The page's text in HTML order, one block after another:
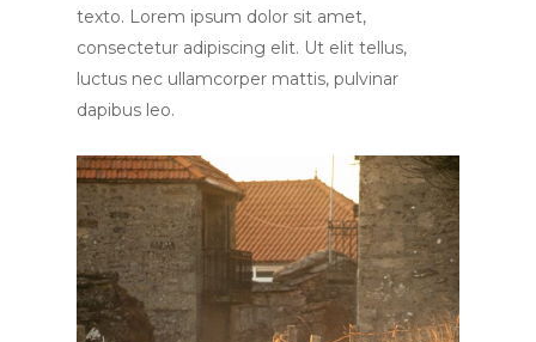
texto. Lorem ipsum dolor sit amet,
consectetur adipiscing elit. Ut elit tellus,
luctus nec ullamcorper mattis, pulvinar
dapibus leo.